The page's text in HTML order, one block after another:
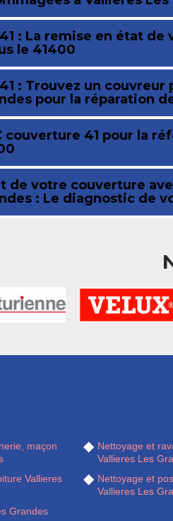
: La remise en état
le 41400
: Trouvez un couvreur
pour la réparation
couverture 41 pour la
de votre couverture
: Le diagnostic de
maçon
Vallieres
Grandes
Nettoyage et
Vallieres Les
Nettoyage et
Vallieres Les